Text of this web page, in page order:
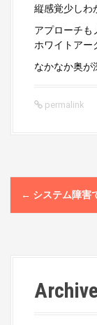
縦感覚少しわ
アプローチも
ホワイトアー
なかなか奥が
permalink
P
o
← システム障害